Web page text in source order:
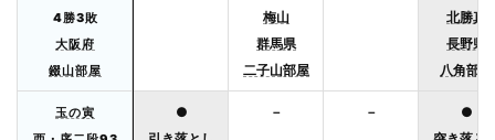
4勝3敗
大阪府
錣山部屋
梅山
群馬県
二子山部屋
北勝真
長野県
八角部屋
玉の寅
●
－ －
●